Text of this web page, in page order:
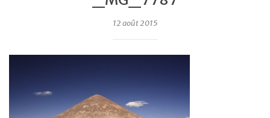
12 août 2015